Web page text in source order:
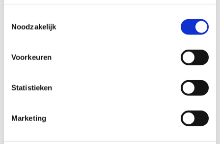
Noodzakelijk
Voorkeuren
Statistieken
Marketing
Geen fiches gevonden.